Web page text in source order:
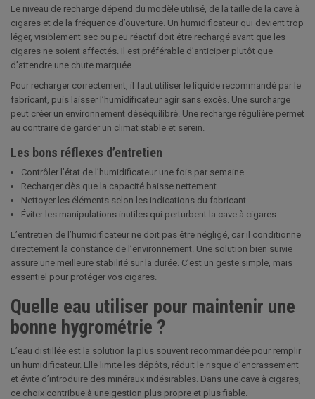
Le niveau de recharge dépend du modèle utilisé, de la taille de la cave à
cigares et de la fréquence d’ouverture. Un humidificateur qui devient trop
léger, visiblement sec ou peu réactif doit être rechargé avant que les
cigares ne soient affectés. Il est préférable d’anticiper plutôt que
d’attendre une chute marquée.
Pour recharger correctement, il faut utiliser le liquide recommandé par le
fabricant, puis laisser l’humidificateur agir sans excès. Une surcharge
peut créer un environnement déséquilibré. Une recharge régulière permet
au contraire de garder un climat stable et serein.
Les bons réflexes d’entretien
Contrôler l’état de l’humidificateur une fois par semaine.
Recharger dès que la capacité baisse nettement.
Nettoyer les éléments selon les indications du fabricant.
Éviter les manipulations inutiles qui perturbent la cave à cigares.
L’entretien de l’humidificateur ne doit pas être négligé, car il conditionne
directement la constance de l’environnement. Une solution bien suivie
assure une meilleure stabilité sur la durée. C’est un geste simple, mais
essentiel pour protéger vos cigares.
Quelle eau utiliser pour maintenir une
bonne hygrométrie ?
L’eau distillée est la solution la plus souvent recommandée pour remplir
un humidificateur. Elle limite les dépôts, réduit le risque d’encrassement
et évite d’introduire des minéraux indésirables. Dans une cave à cigares,
ce choix contribue à une gestion plus propre et plus fiable.